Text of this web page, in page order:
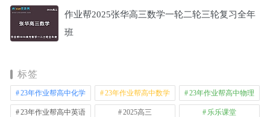
作业帮2025张华高三数学一轮二轮三轮复习全年
班
标签
23年作业帮高中化学 23年作业帮高中数学 23年作业帮高中物理
23年作业帮高中英语 2025高三 乐乐课堂